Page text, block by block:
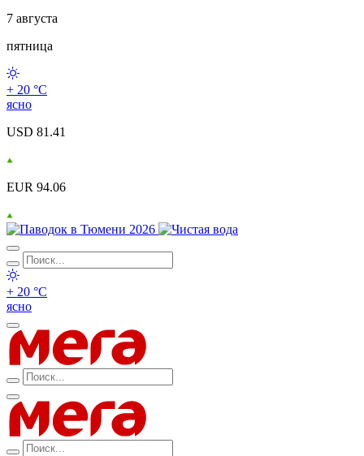
7 августа
пятница
+ 20 °С
ясно
USD 81.41
EUR 94.06
+ 20 °С
ясно